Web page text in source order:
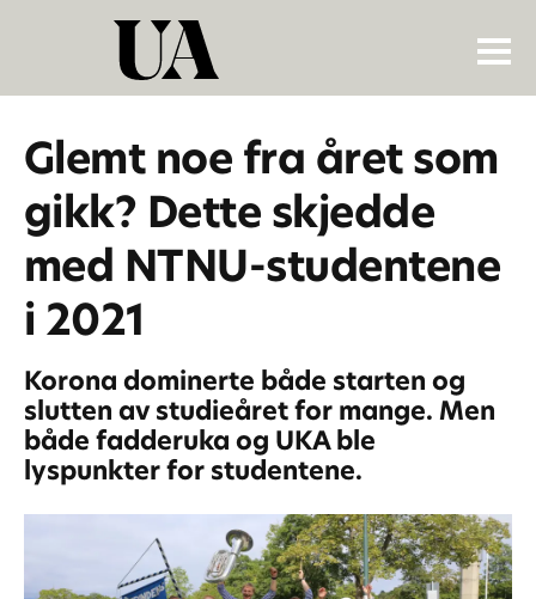
Glemt noe fra året som
gikk? Dette skjedde
med NTNU-studentene
i 2021
Korona dominerte både starten og
slutten av studieåret for mange. Men
både fadderuka og UKA ble
lyspunkter for studentene.